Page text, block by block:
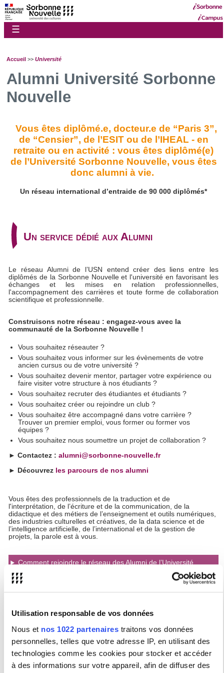
Utilisation responsable de vos données
Nous et nos 1022 partenaires traitons vos données
personnelles, telles que votre adresse IP, en utilisant des
technologies comme les cookies pour stocker et accéder
à des informations sur votre appareil, afin de diffuser des
☰
Accueil >> Université
Alumni Université Sorbonne
Nouvelle
Vous êtes diplômé.e, docteur.e de “Paris 3”,
de “Censier”, de l’ESIT ou de l’IHEAL - en
retraite ou en activité : vous êtes diplômé(e)
de l’Université Sorbonne Nouvelle, vous êtes
donc alumni à vie.
Un réseau international d’entraide de 90 000 diplômés*
Un service dédié aux Alumni
Le réseau Alumni de l’USN entend créer des liens entre les
diplômés de la Sorbonne Nouvelle et l'université en favorisant les
échanges et les mises en relation professionnelles,
l'accompagnement des carrières et toute forme de collaboration
scientifique et professionnelle.
Construisons notre réseau : engagez-vous avec la
communauté de la Sorbonne Nouvelle !
Vous souhaitez réseauter ?
Vous souhaitez vous informer sur les évènements de votre
ancien cursus ou de votre université ?
Vous souhaitez devenir mentor, partager votre expérience ou
faire visiter votre structure à nos étudiants ?
Vous souhaitez recruter des étudiantes et étudiants ?
Vous souhaitez créer ou rejoindre un club ?
Vous souhaitez être accompagné dans votre carrière ?
Trouver un premier emploi, vous former ou former vos
équipes ?
Vous souhaitez nous soumettre un projet de collaboration ?
► Contactez : alumni@sorbonne-nouvelle.fr
► Découvrez les parcours de nos alumni
Vous êtes des professionnels de la traduction et de
l'interprétation, de l’écriture et de la communication, de la
didactique et des métiers de l’enseignement et outils numériques,
des industries culturelles et créatives, de la data science et de
l’intelligence artificielle, de l’international et de la gestion de
projets, la parole est à vous.
Comment rejoindre le réseau des Alumni de l’Université
Nouvelle ?
Comment exercer mes droits concernant les données
personnelles que je confie au réseau alumni ?
Comment dois-je communiquer sur mon diplôme sur les
réseaux ou auprès de mon employeur ?